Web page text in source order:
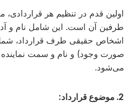
اولین قدم در تنظیم هر
طرفین آن است. این شامل نام و
اشخاص حقیقی طرف قرارداد،
صورت وجود) و نام و سمت
می‌شود.
2. موضوع قرارداد: